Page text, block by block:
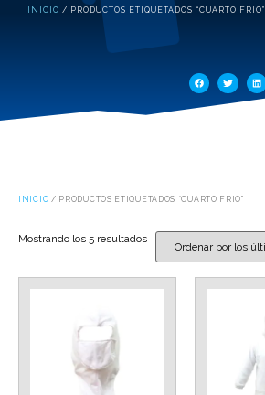
INICIO / PRODUCTOS ETIQUETADOS “CUARTO FRIO”
INICIO / PRODUCTOS ETIQUETADOS “CUARTO FRIO”
Mostrando los 5 resultados